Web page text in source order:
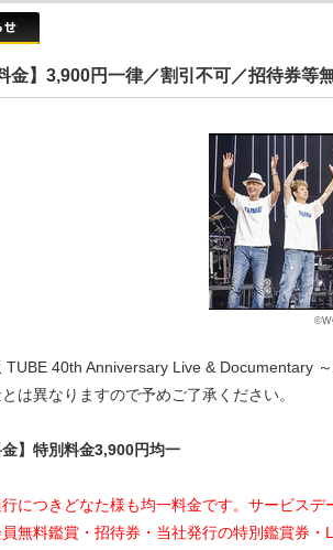
金】3,900円一律／割引不可／招待券等
TUBE 40th Anniversary Live & Documentary
は異なりますので予めご了承ください。
金】特別料金3,900円均一
につきどなた様も均一料金です。サービスデ
員無料鑑賞・招待券・当社発行の特別鑑賞券